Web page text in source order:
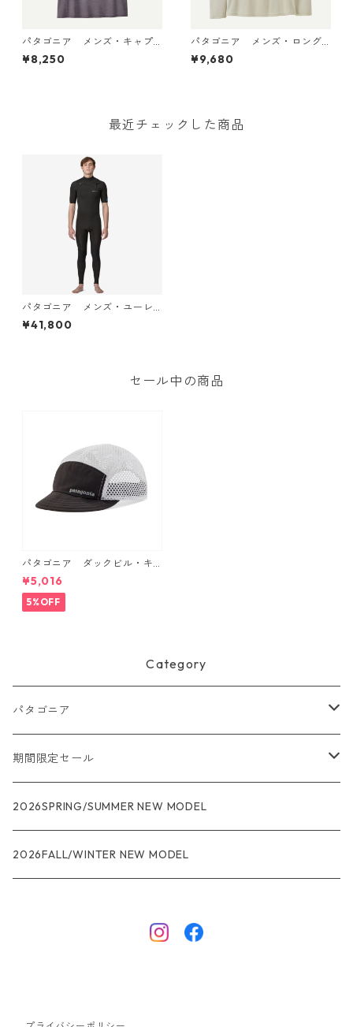
パタゴニア メンズ・キャプ
リーン・クール・デイリー・
シャツ（ハット・トリッパ
¥8,250
パタゴニア メンズ・ロング
スリーブ・キャプリーン・ク
ール・デイリー・シャツ（ハ
¥9,680
最近チェックした商品
パタゴニア メンズ・ユーレ
ックス・レギュレーター・ラ
イト・フロントジップ・ショ
Full Suit 日本正規品 シー
¥41,800
セール中の商品
パタゴニア ダックビル・キ
ャップ （カラー Black） Pat
agonia Duckbill Cap 日本正
¥5,016
5%OFF
Category
パタゴニア
メンズ
R1
R1エア
ウィメンズ
R1
ジャケット・アウター
期間限定セール
★★★
レインウェアー
2026SPRING/SUMMER NEW MODEL
2026FALL/WINTER NEW MODEL